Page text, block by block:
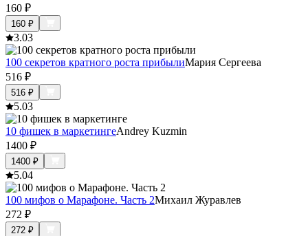
160 ₽
160 ₽
3.03
100 секретов кратного роста прибылиМария Сергеева
516 ₽
516 ₽
5.03
10 фишек в маркетингеAndrey Kuzmin
1400 ₽
1400 ₽
5.04
100 мифов о Марафоне. Часть 2Михаил Журавлев
272 ₽
272 ₽